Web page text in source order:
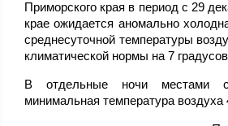
Приморского края в период с 29
крае ожидается аномально
среднесуточной температуры
климатической нормы на 7
В отдельные ночи местами
минимальная температура воздуха